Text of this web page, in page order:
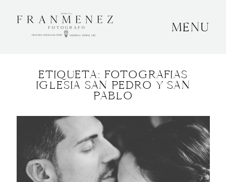
MENU
ETIQUETA: FOTOGRAFIAS
IGLESIA SAN PEDRO Y SAN
PABLO
SOBRE MÍ
BODAS
CONTACTO
OTROS